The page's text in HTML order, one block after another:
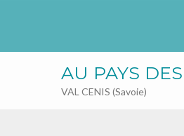
AU PAYS
VAL CENIS (Savoie)